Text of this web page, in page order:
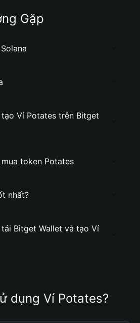
Gặp
Ví Potates trên Bitget
token Potates
nhất?
Bitget Wallet và tạo Ví
dụng Ví Potates?